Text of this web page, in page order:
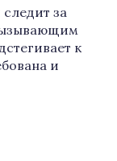
за
к
и